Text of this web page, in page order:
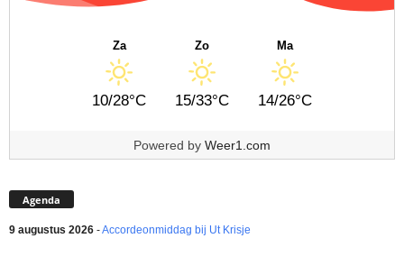
Za
10/28°C
Zo
15/33°C
Ma
14/26°C
Powered by Weer1.com
Agenda
9 augustus 2026 -Accordeonmiddag bij Ut Krisje